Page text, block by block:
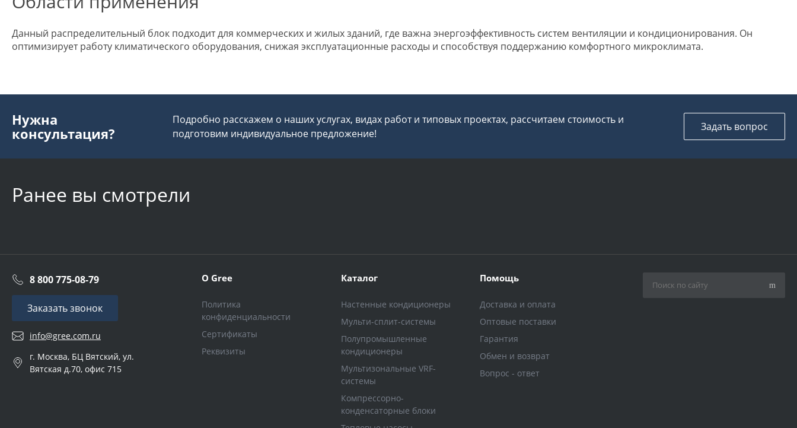
Данный распределительный блок подходит для коммерческих и жилых зданий, где важна энергоэффективность систем вентиляции и кондиционирования. Он
оптимизирует работу климатического оборудования, снижая эксплуатационные расходы и способствуя поддержанию комфортного микроклимата.
Нужна
консультация?
Подробно расскажем о наших услугах, видах работ и типовых проектах, рассчитаем стоимость и
подготовим индивидуальное предложение!
Задать вопрос
Ранее вы смотрели
8 800 775-08-79
Заказать звонок
info@gree.com.ru
г. Москва, БЦ Вятский, ул.
Вятская д.70, офис 715
О Gree
Политика
конфиденциальности
Сертификаты
Реквизиты
Каталог
Настенные кондиционеры
Мульти-сплит-системы
Полупромышленные
кондиционеры
Мультизональные VRF-
системы
Компрессорно-
конденсаторные блоки
Помощь
Доставка и оплата
Оптовые поставки
Гарантия
Обмен и возврат
Вопрос - ответ